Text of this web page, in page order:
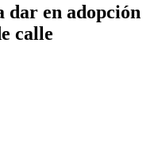
dar en adopción
calle